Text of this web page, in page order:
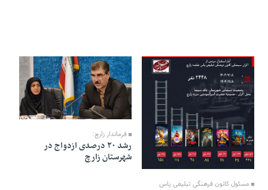
10 Bahman 1404 - 20:48
مسئول کانون فرهنگی تبلیغی یاس
فرماندار زارچ:
رشد ۲۰ درصدی ازدواج در
شهرستان زارچ